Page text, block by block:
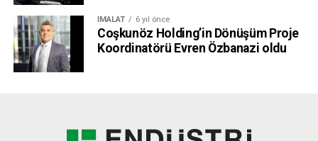
İMALAT 6 yıl önce
Coşkunöz Holding’in Dönüşüm Proje
Koordinatörü Evren Özbanazi oldu